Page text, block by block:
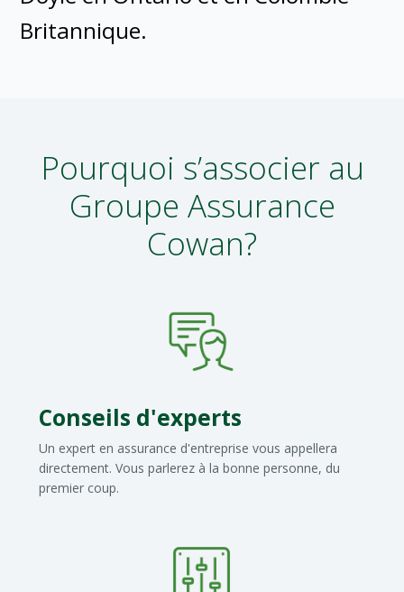
Britannique.
Pourquoi s’associer au
Groupe Assurance
Cowan?
Conseils d'experts
Un expert en assurance d'entreprise vous appellera
directement. Vous parlerez à la bonne personne, du
premier coup.